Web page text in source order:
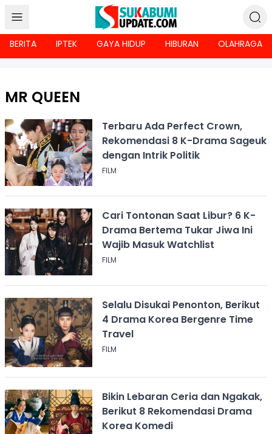
BERITA IPTEK GAYA HIDUP HIBURAN OLAHRAGA
MR QUEEN
Terbaru Ada Perfect Crown,
Rekomendasi 8 K-Drama Sageuk
dengan Intrik Politik
FILM
Cari Tontonan Saat Libur? 6 K-
Drama Bertema Tukar Jiwa Ini
Wajib Masuk Watchlist
FILM
Selalu Disukai Penonton, Berikut
4 Drama Korea Bergenre Time
Travel
FILM
Bikin Lebaran Ceria dan Ngakak,
Berikut 8 Rekomendasi Drama
Korea Komedi